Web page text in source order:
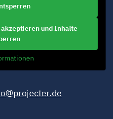
und Inhalte